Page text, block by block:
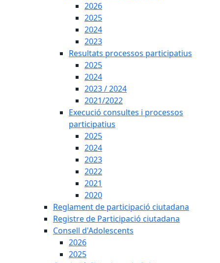
2026
2025
2024
2023
Resultats processos participatius
2025
2024
2023 / 2024
2021/2022
Execució consultes i processos
participatius
2025
2024
2023
2022
2021
2020
Reglament de participació ciutadana
Registre de Participació ciutadana
Consell d'Adolescents
2026
2025